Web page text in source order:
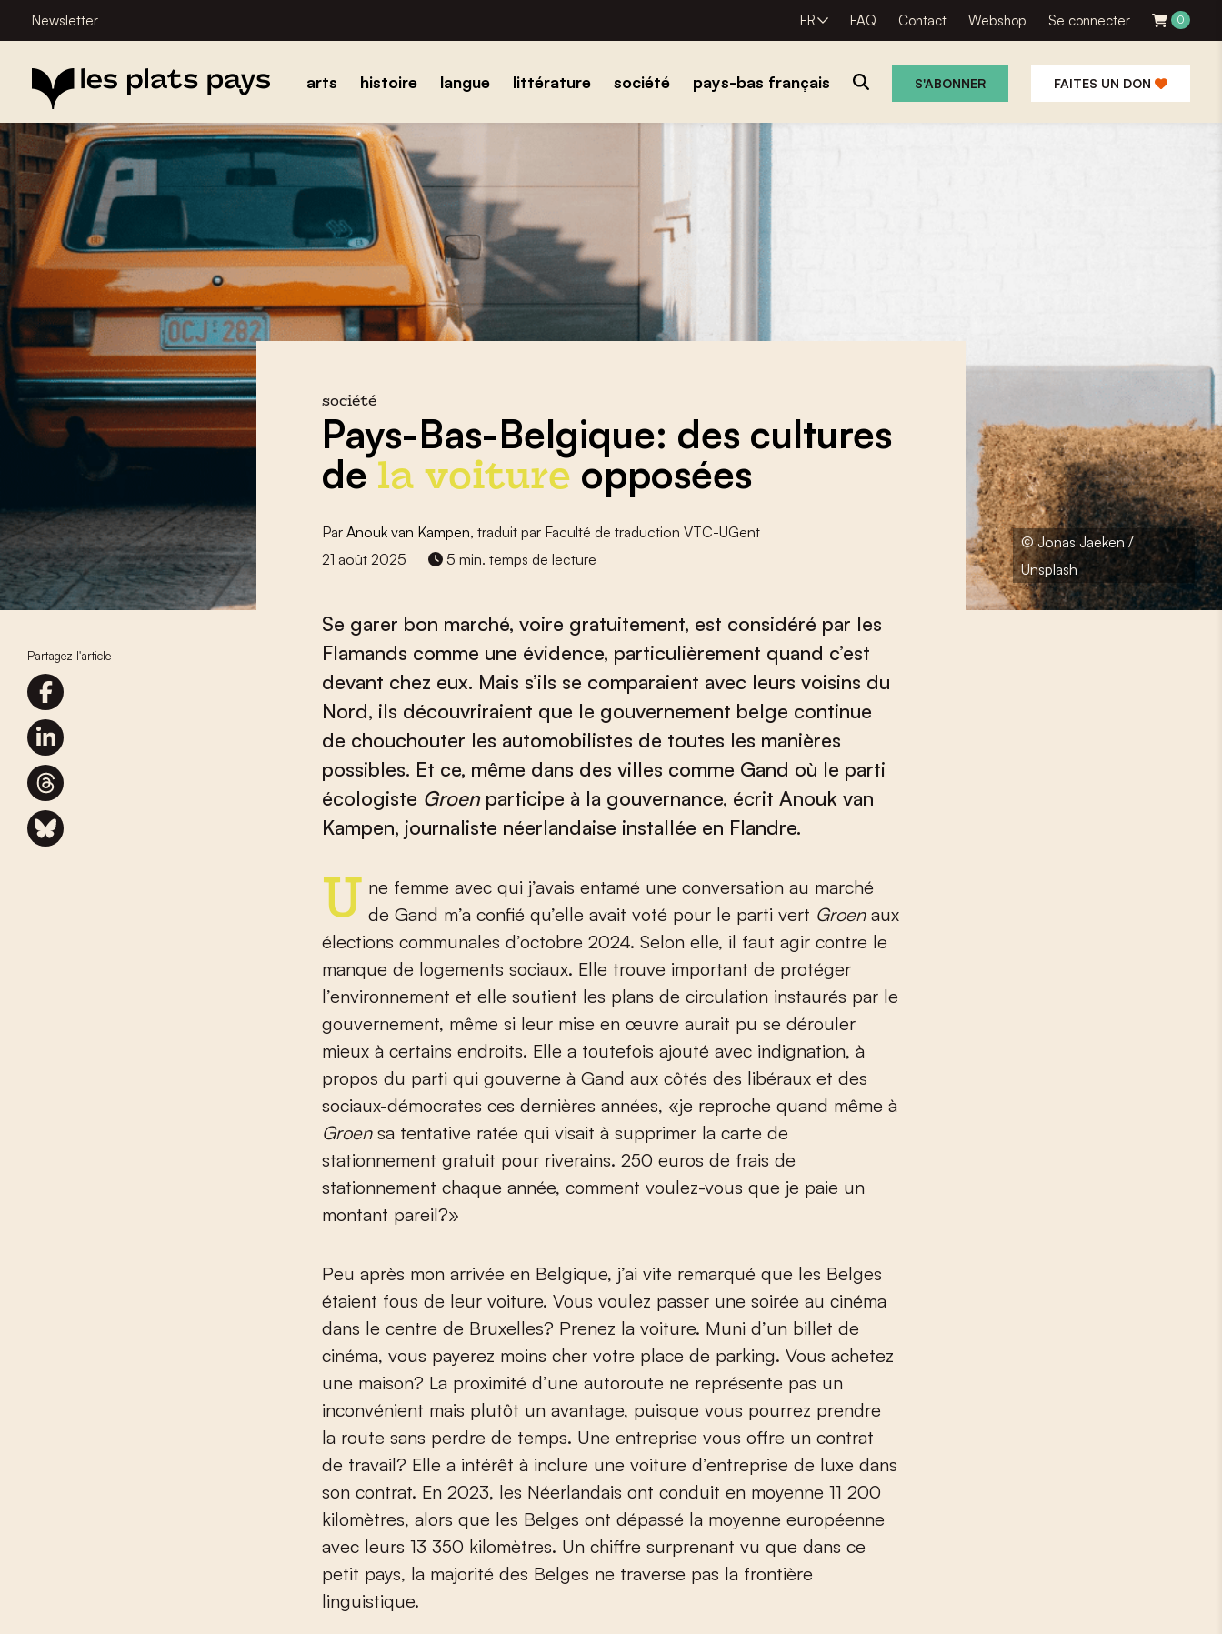
Newsletter FR FAQ Contact Webshop Se connecter 0
arts histoire langue littérature société pays-bas français S'ABONNER FAITES UN DON
© Jonas Jaeken /
Unsplash
Partagez l'article
société
Pays-Bas-Belgique: des cultures
dela voitureopposées
ParAnouk van Kampen, traduit par Faculté de traduction VTC-UGent
21 août 2025
5 min. temps de lecture
Se garer bon marché, voire gratuitement, est considéré par les
Flamands comme une évidence, particulièrement quand c’est
devant chez eux. Mais s’ils se comparaient avec leurs voisins du
Nord, ils découvriraient que le gouvernement belge continue
de chouchouter les automobilistes de toutes les manières
possibles. Et ce, même dans des villes comme Gand où le parti
écologiste Groen participe à la gouvernance, écrit Anouk van
Kampen, journaliste néerlandaise installée en Flandre.
Une femme avec qui j’avais entamé une conversation au marché de Gand m’a confié qu’elle avait voté pour le parti vert Groenaux
élections communales d’octobre 2024. Selon elle, il faut agir contre le
manque de logements sociaux. Elle trouve important de protéger
l’environnement et elle soutient les plans de circulation instaurés par le
gouvernement, même si leur mise en œuvre aurait pu se dérouler
mieux à certains endroits. Elle a toutefois ajouté avec indignation, à
propos du parti qui gouverne à Gand aux côtés des libéraux et des
sociaux-démocrates ces dernières années, «je reproche quand même à
Groensa tentative ratée qui visait à supprimer la carte de
stationnement gratuit pour riverains. 250 euros de frais de
stationnement chaque année, comment voulez-vous que je paie un
montant pareil?»
Peu après mon arrivée en Belgique, j’ai vite remarqué que les Belges
étaient fous de leur voiture. Vous voulez passer une soirée au cinéma
dans le centre de Bruxelles? Prenez la voiture. Muni d’un billet de
cinéma, vous payerez moins cher votre place de parking. Vous achetez
une maison? La proximité d’une autoroute ne représente pas un
inconvénient mais plutôt un avantage, puisque vous pourrez prendre
la route sans perdre de temps. Une entreprise vous offre un contrat
de travail? Elle a intérêt à inclure une voiture d’entreprise de luxe dans
son contrat. En 2023, les Néerlandais ont conduit en moyenne 11 200
kilomètres, alors que les Belges ont dépassé la moyenne européenne
avec leurs 13 350 kilomètres. Un chiffre surprenant vu que dans ce
petit pays, la majorité des Belges ne traverse pas la frontière
linguistique.